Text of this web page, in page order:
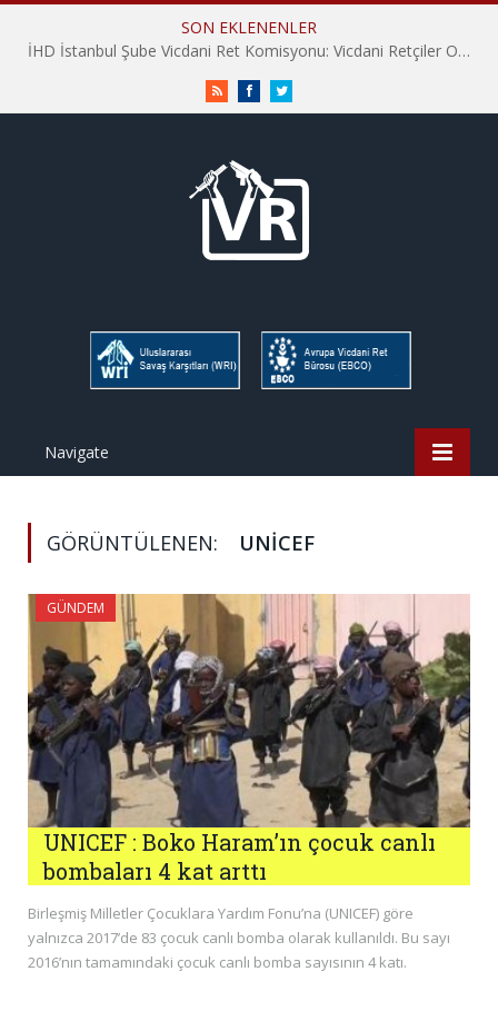
SON EKLENENLER
İHD İstanbul Şube Vicdani Ret Komisyonu: Vicdani Retçiler Olarak Destek İçin Buradayız!
RSS FacebookTwitter
Navigate
GÖRÜNTÜLENEN: UNICEF
GÜNDEM
UNICEF : Boko Haram’ın çocuk canlı
bombaları 4 kat arttı
Birleşmiş Milletler Çocuklara Yardım Fonu’na (UNICEF) göre
yalnızca 2017’de 83 çocuk canlı bomba olarak kullanıldı. Bu sayı
2016’nın tamamındaki çocuk canlı bomba sayısının 4 katı.